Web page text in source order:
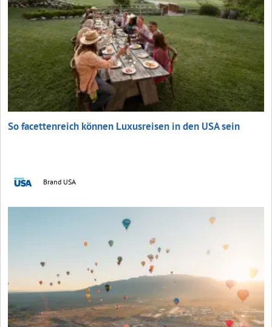
So facettenreich können Luxusreisen in den USA sein
Brand USA